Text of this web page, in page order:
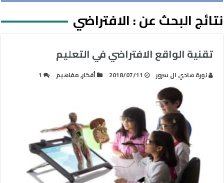
نتائج البحث عن :الافتراضي
تقنية الواقع الافتراضي في التعليم
نورة هادي ال سرور 2018/07/11 أفكار,مفاهيم 1